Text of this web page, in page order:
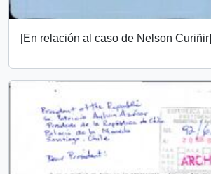
[En relación al caso de Nelson Curiñir]